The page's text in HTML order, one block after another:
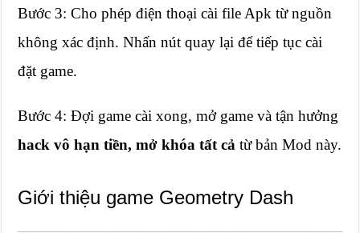
Bước 3: Cho phép điện thoại cài file Apk từ nguồn
không xác định. Nhấn nút quay lại để tiếp tục cài
đặt game.
Bước 4: Đợi game cài xong, mở game và tận hưởng
hack vô hạn tiền, mở khóa tất cả từ bản Mod này.
Giới thiệu game Geometry Dash